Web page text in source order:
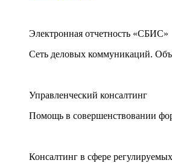
Электронная отчетность «СБИС»
Сеть деловых коммуникаций.
Управленческий консалтинг
Помощь в совершенствовании
Консалтинг в сфере